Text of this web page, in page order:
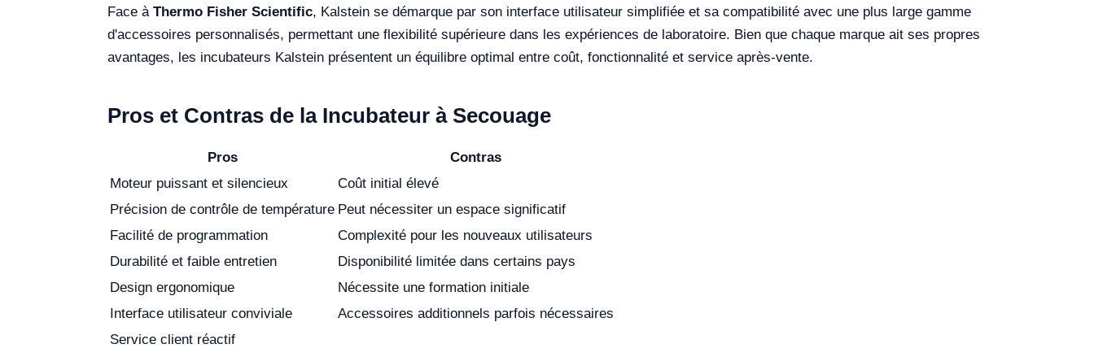
Face à Thermo Fisher Scientific, Kalstein se démarque par son interface utilisateur simplifiée et sa compatibilité avec une plus large gamme
d'accessoires personnalisés, permettant une flexibilité supérieure dans les expériences de laboratoire. Bien que chaque marque ait ses propres
avantages, les incubateurs Kalstein présentent un équilibre optimal entre coût, fonctionnalité et service après-vente.
Pros et Contras de la Incubateur à Secouage
Pros
Contras
Moteur puissant et silencieux
Coût initial élevé
Précision de contrôle de température Peut nécessiter un espace significatif
Facilité de programmation
Complexité pour les nouveaux utilisateurs
Durabilité et faible entretien
Disponibilité limitée dans certains pays
Design ergonomique
Nécessite une formation initiale
Interface utilisateur conviviale
Accessoires additionnels parfois nécessaires
Service client réactif